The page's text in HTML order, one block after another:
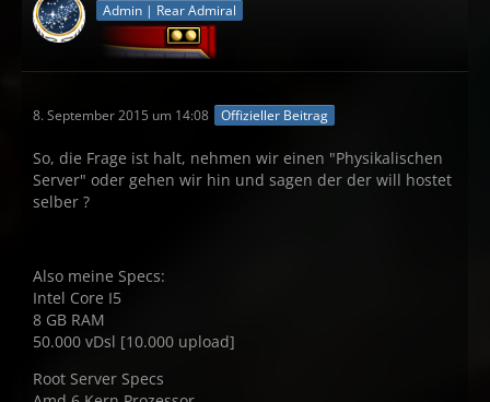
Admin | Rear Admiral
8. September 2015 um 14:08 Offizieller Beitrag
So, die Frage ist halt, nehmen wir einen "Physikalischen
Server" oder gehen wir hin und sagen der der will hostet
selber ?
Also meine Specs:
Intel Core I5
8 GB RAM
50.000 vDsl [10.000 upload]
Root Server Specs